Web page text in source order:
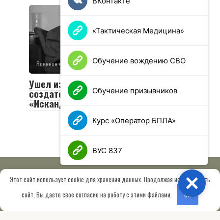
Военное обозрение 0 49 просмотров
Ушел из жизни Валериан Соболев —
создатель легендарных «Тополей» и
«Искандеров»
© 2026 МОО «Союз ветеранов спецназа ГРУ имени Героя РФ
Шектаева Д.А.»Сведения об образовательной организации
Этот сайт использует cookie для хранения данных. Продолжая использовать
сайт, Вы даете свое согласие на работу с этими файлами.
OK
«Тактическая Медицина»
Обучение вождению СВО
Обучение призывников
Курс «Оператор БПЛА»
ВУС 837
Close